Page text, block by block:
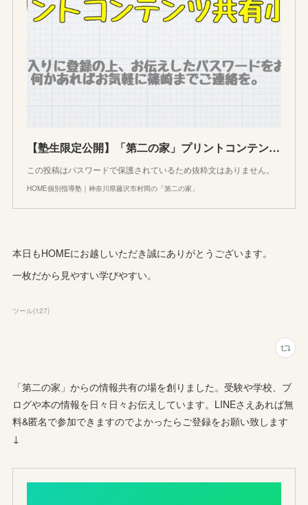
【塾生限定公開】「第二の家」プリントコンテンツ共有小屋
この投稿はパスワードで保護されているため抜粋文はありません。
HOME個別指導塾｜神奈川県藤沢市村岡の「第二の家」
本日もHOMEにお越しいただき誠にありがとうございます。
一枚だから見やすい学びやすい。
ツール(127)
「第二の家」からの情報共有の場を創りました。受験や学校、ブ
ログや本の情報を日々日々お伝えしています。LINEさえあれば無
料&匿名で参加できますのでよかったらご登録をお願い致します
↓